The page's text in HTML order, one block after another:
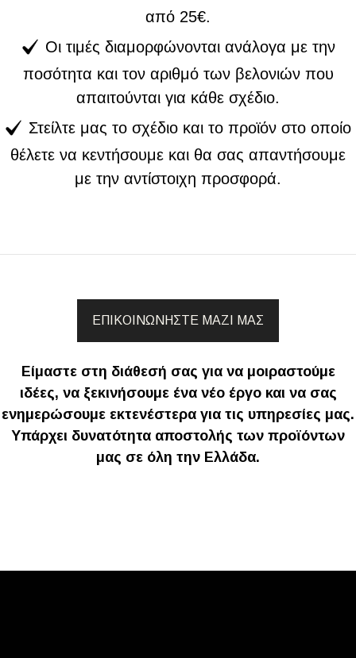
από 25€.
Οι τιμές διαμορφώνονται ανάλογα με την
ποσότητα και τον αριθμό των βελονιών που
απαιτούνται για κάθε σχέδιο.
Στείλτε μας το σχέδιο και το προϊόν στο οποίο
θέλετε να κεντήσουμε και θα σας απαντήσουμε
με την αντίστοιχη προσφορά.
ΕΠΙΚΟΙΝΩΝΉΣΤΕ ΜΑΖΊ ΜΑΣ
Είμαστε στη διάθεσή σας για να μοιραστούμε
ιδέες, να ξεκινήσουμε ένα νέο έργο και να σας
ενημερώσουμε εκτενέστερα για τις υπηρεσίες μας.
Υπάρχει δυνατότητα αποστολής των προϊόντων
μας σε όλη την Ελλάδα.